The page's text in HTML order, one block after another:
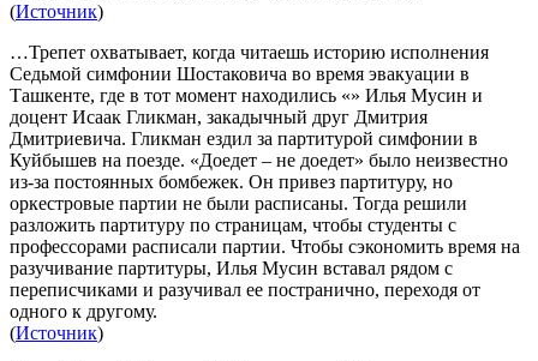
(Источник)
…Трепет охватывает, когда читаешь историю исполнения
Седьмой симфонии Шостаковича во время эвакуации в
Ташкенте, где в тот момент находились «» Илья Мусин и
доцент Исаак Гликман, закадычный друг Дмитрия
Дмитриевича. Гликман ездил за партитурой симфонии в
Куйбышев на поезде. «Доедет – не доедет» было неизвестно
из-за постоянных бомбежек. Он привез партитуру, но
оркестровые партии не были расписаны. Тогда решили
разложить партитуру по страницам, чтобы студенты с
профессорами расписали партии. Чтобы сэкономить время на
разучивание партитуры, Илья Мусин вставал рядом с
переписчиками и разучивал ее постранично, переходя от
одного к другому.
(Источник)